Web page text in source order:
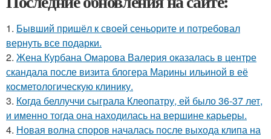
1. Бывший пришёл к своей сеньорите и потребовал
вернуть все подарки.
2. Жена Курбана Омарова Валерия оказалась в центре
скандала после визита блогера Марины ильиной в её
косметологическую клинику.
3. Когда беллуччи сыграла Клеопатру, ей было 36-37 лет,
и именно тогда она находилась на вершине карьеры.
4. Новая волна споров началась после выхода клипа на